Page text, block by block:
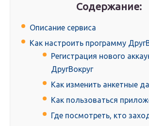
Содержание:
Описание сервиса
Как настроить программу
Регистрация нового
ДругВокруг
Как изменить анкетные
Как пользоваться
Где посмотреть, кто